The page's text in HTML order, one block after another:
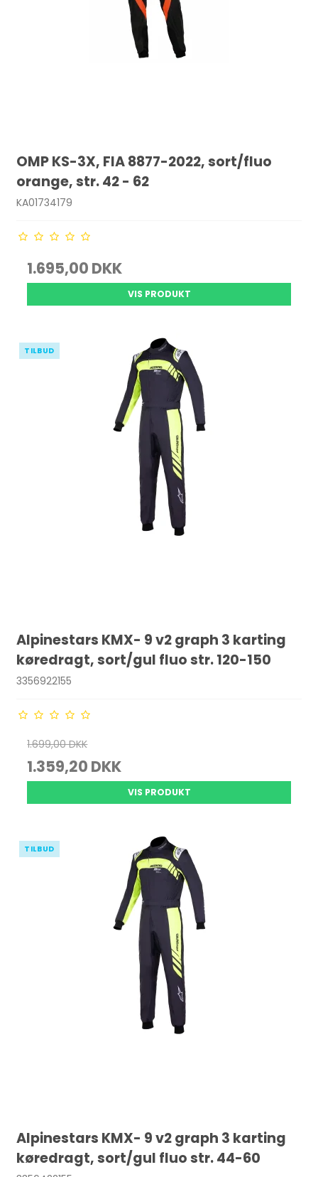
OMP KS-3X, FIA 8877-2022, sort/fluo
orange, str. 42 - 62
KA01734179
1.695,00 DKK
VIS PRODUKT
TILBUD
Alpinestars KMX- 9 v2 graph 3 karting
køredragt, sort/gul fluo str. 120-150
3356922155
1.699,00 DKK
1.359,20 DKK
VIS PRODUKT
TILBUD
Alpinestars KMX- 9 v2 graph 3 karting
køredragt, sort/gul fluo str. 44-60